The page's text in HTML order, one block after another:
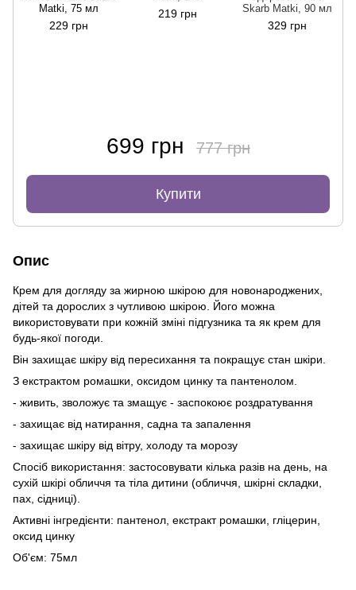
Matki, 75 мл
229 грн
219 грн
Skarb Matki, 90 мл
329 грн
699 грн 777 грн
Купити
Опис
Крем для догляду за жирною шкірою для новонароджених,
дітей та дорослих з чутливою шкірою. Його можна
використовувати при кожній зміні підгузника та як крем для
будь-якої погоди.
Він захищає шкіру від пересихання та покращує стан шкіри.
З екстрактом ромашки, оксидом цинку та пантенолом.
- живить, зволожує та змащує - заспокоює роздратування
- захищає від натирання, садна та запалення
- захищає шкіру від вітру, холоду та морозу
Спосіб використання: застосовувати кілька разів на день, на
сухій шкірі обличчя та тіла дитини (обличчя, шкірні складки,
пах, сідниці).
Активні інгредієнти: пантенол, екстракт ромашки, гліцерин,
оксид цинку
Об'єм: 75мл